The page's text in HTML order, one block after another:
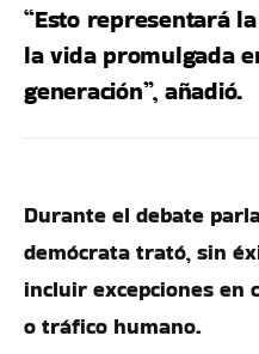
“Esto representará
la vida promulgada
generación”, añadió.
Durante el debate
demócrata trató, sin
incluir excepciones en
o tráfico humano.